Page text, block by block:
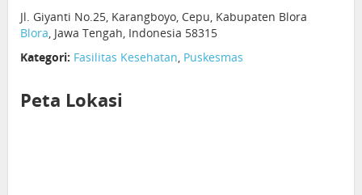
Jl. Giyanti No.25, Karangboyo, Cepu, Kabupaten Blora
Blora, Jawa Tengah, Indonesia 58315
Kategori: Fasilitas Kesehatan, Puskesmas
Peta Lokasi